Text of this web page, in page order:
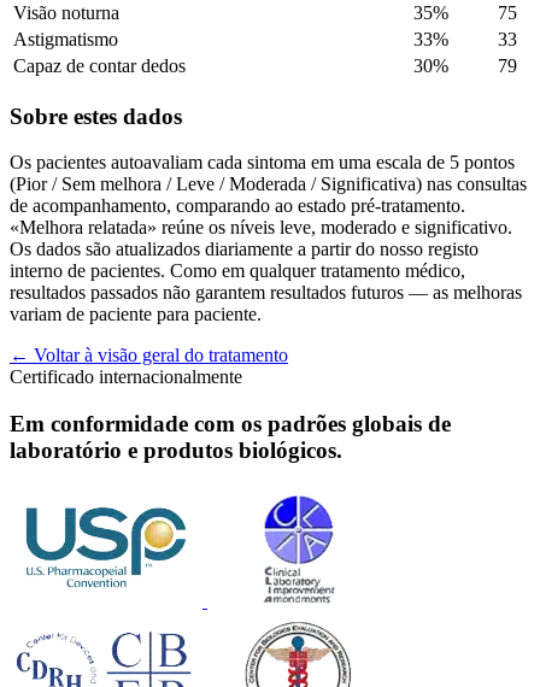
Visão noturna
35%
75
Astigmatismo
33%
33
Capaz de contar dedos
30% 79
Sobre estes dados
Os pacientes autoavaliam cada sintoma em uma escala de 5 pontos
(Pior / Sem melhora / Leve / Moderada / Significativa) nas consultas
de acompanhamento, comparando ao estado pré-tratamento.
«Melhora relatada» reúne os níveis leve, moderado e significativo.
Os dados são atualizados diariamente a partir do nosso registo
interno de pacientes. Como em qualquer tratamento médico,
resultados passados não garantem resultados futuros — as melhoras
variam de paciente para paciente.
← Voltar à visão geral do tratamento
Certificado internacionalmente
Em conformidade com os padrões globais de
laboratório e produtos biológicos.